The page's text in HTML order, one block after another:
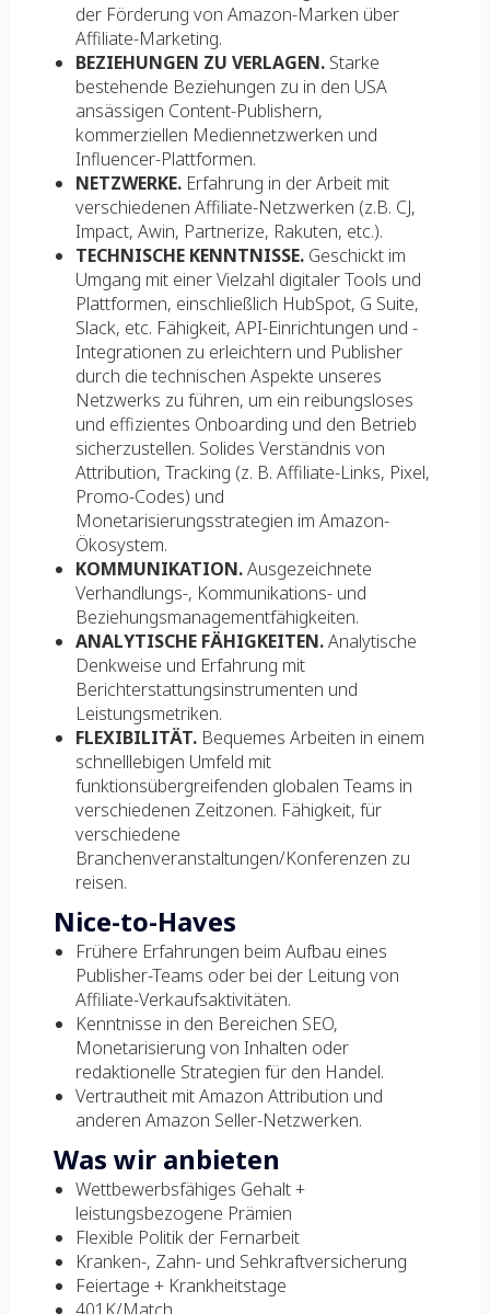
der Förderung von Amazon-Marken über
Affiliate-Marketing.
BEZIEHUNGEN ZU VERLAGEN.Starke
bestehende Beziehungen zu in den USA
ansässigen Content-Publishern,
kommerziellen Mediennetzwerken und
Influencer-Plattformen.
NETZWERKE.Erfahrung in der Arbeit mit
verschiedenen Affiliate-Netzwerken (z.B. CJ,
Impact, Awin, Partnerize, Rakuten, etc.).
TECHNISCHE KENNTNISSE.Geschickt im
Umgang mit einer Vielzahl digitaler Tools und
Plattformen, einschließlich HubSpot, G Suite,
Slack, etc. Fähigkeit, API-Einrichtungen und -
Integrationen zu erleichtern und Publisher
durch die technischen Aspekte unseres
Netzwerks zu führen, um ein reibungsloses
und effizientes Onboarding und den Betrieb
sicherzustellen. Solides Verständnis von
Attribution, Tracking (z. B. Affiliate-Links, Pixel,
Promo-Codes) und
Monetarisierungsstrategien im Amazon-
Ökosystem.
KOMMUNIKATION.Ausgezeichnete
Verhandlungs-, Kommunikations- und
Beziehungsmanagementfähigkeiten.
ANALYTISCHE FÄHIGKEITEN.Analytische
Denkweise und Erfahrung mit
Berichterstattungsinstrumenten und
Leistungsmetriken.
FLEXIBILITÄT.Bequemes Arbeiten in einem
schnelllebigen Umfeld mit
funktionsübergreifenden globalen Teams in
verschiedenen Zeitzonen. Fähigkeit, für
verschiedene
Branchenveranstaltungen/Konferenzen zu
reisen.
Nice-to-Haves
Frühere Erfahrungen beim Aufbau eines
Publisher-Teams oder bei der Leitung von
Affiliate-Verkaufsaktivitäten.
Kenntnisse in den Bereichen SEO,
Monetarisierung von Inhalten oder
redaktionelle Strategien für den Handel.
Vertrautheit mit Amazon Attribution und
anderen Amazon Seller-Netzwerken.
Was wir anbieten
Wettbewerbsfähiges Gehalt +
leistungsbezogene Prämien
Flexible Politik der Fernarbeit
Kranken-, Zahn- und Sehkraftversicherung
Feiertage + Krankheitstage